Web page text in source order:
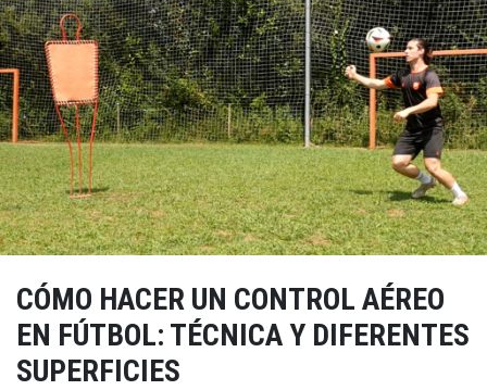
CÓMO HACER UN CONTROL AÉREO
EN FÚTBOL: TÉCNICA Y DIFERENTES
SUPERFICIES